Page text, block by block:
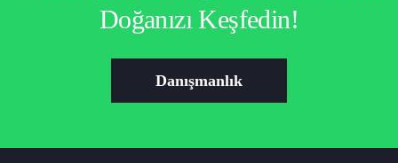
Doğanızı Keşfedin!
Danışmanlık